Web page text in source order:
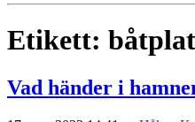
Etikett:
Vad händer i